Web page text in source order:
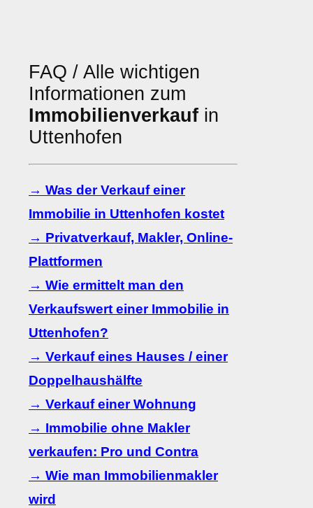
FAQ / Alle wichtigen
Informationen zum
Immobilienverkauf in
Uttenhofen
→ Was der Verkauf einer
Immobilie in Uttenhofen kostet
→ Privatverkauf, Makler, Online-
Plattformen
→ Wie ermittelt man den
Verkaufswert einer Immobilie in
Uttenhofen?
→ Verkauf eines Hauses / einer
Doppelhaushälfte
→ Verkauf einer Wohnung
→ Immobilie ohne Makler
verkaufen: Pro und Contra
→ Wie man Immobilienmakler
wird